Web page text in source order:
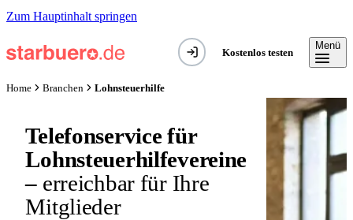
Zum Hauptinhalt springen
Kostenlos testen
Menü
Home Branchen Lohnsteuerhilfe
Telefonservice für
Lohnsteuerhilfevereine
– erreichbar für Ihre
Mitglieder